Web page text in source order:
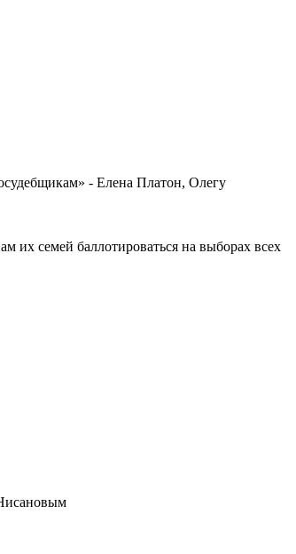
- Елена Платон, Олегу
их семей баллотироваться на выборах всех